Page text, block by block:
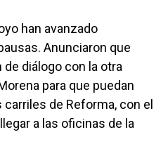
han avanzado
Anunciaron que
diálogo con la otra
para que puedan
de Reforma, con el
a las oficinas de la